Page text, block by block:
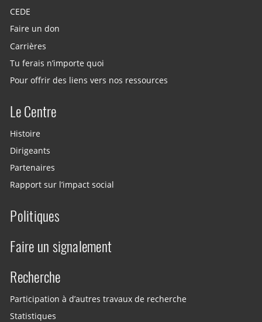
CEDE
Faire un don
Carrières
Tu ferais n’importe quoi
Pour offrir des liens vers nos ressources
Le Centre
Histoire
Dirigeants
Partenaires
Rapport sur l’impact social
Politiques
Faire un signalement
Recherche
Participation à d’autres travaux de recherche
Statistiques